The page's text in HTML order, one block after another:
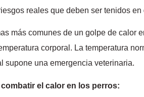
reales que deben ser tenidos
más comunes de un golpe de calor
corporal. La temperatura
supone una emergencia veterinaria.
el calor en los perros: